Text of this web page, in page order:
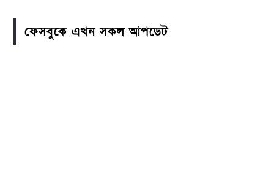
ফেসবুকে এখন সকল আপডেট